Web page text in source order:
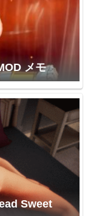
メモ
Sweet